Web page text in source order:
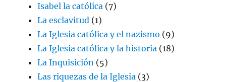
Isabel la católica (7)
La esclavitud (1)
La Iglesia católica y el nazismo (9)
La Iglesia católica y la historia (18)
La Inquisición (5)
Las riquezas de la Iglesia (3)